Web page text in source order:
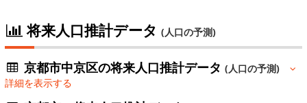
将来人口推計データ (人口の予測)
京都市中京区の将来人口推計データ(人口の予測)
詳細を表示する